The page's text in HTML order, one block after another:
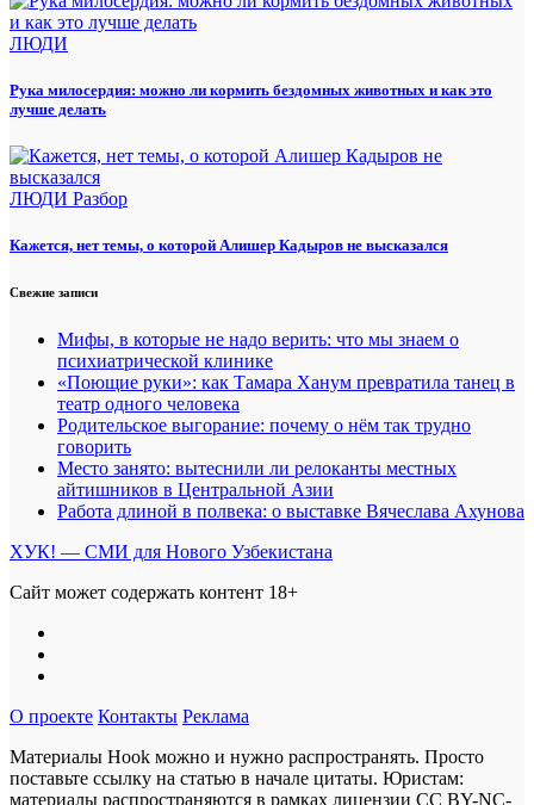
ЛЮДИ
Рука милосердия: можно ли кормить бездомных животных и как это
лучше делать
ЛЮДИ Разбор
Кажется, нет темы, о которой Алишер Кадыров не высказался
Свежие записи
Мифы, в которые не надо верить: что мы знаем о
психиатрической клинике
«Поющие руки»: как Тамара Ханум превратила танец в
театр одного человека
Родительское выгорание: почему о нём так трудно
говорить
Место занято: вытеснили ли релоканты местных
айтишников в Центральной Азии
Работа длиной в полвека: о выставке Вячеслава Ахунова
ХУК! — СМИ для Нового Узбекистана
Сайт может содержать контент 18+
О проекте Контакты Реклама
Материалы Hook можно и нужно распространять. Просто
поставьте ссылку на статью в начале цитаты. Юристам:
материалы распространяются в рамках лицензии CC BY-NC-